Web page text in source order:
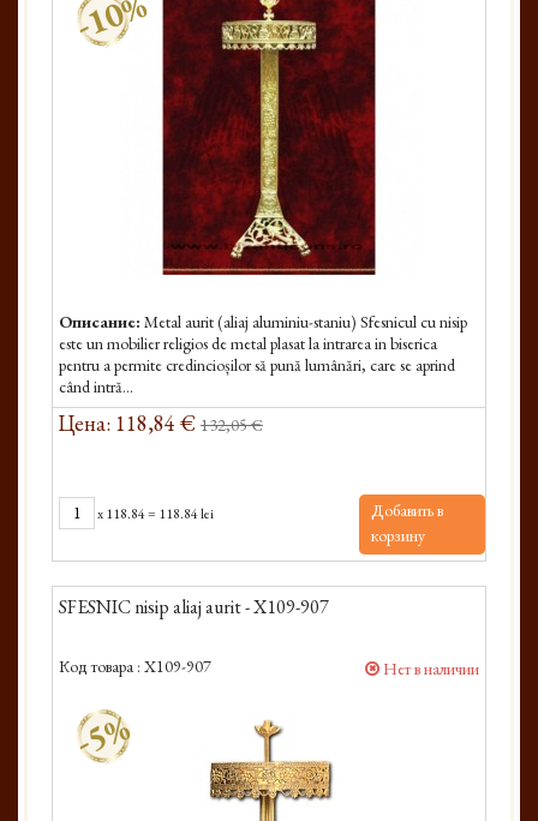
-10%
Описание: Metal aurit (aliaj aluminiu-staniu) Sfesnicul cu nisip
este un mobilier religios de metal plasat la intrarea in biserica
pentru a permite credincioșilor să pună lumânări, care se aprind
când intră...
Цена: 118,84 € 132,05 €
x118.84= 118.84 lei
Добавить в
корзину
SFESNIC nisip aliaj aurit - X109-907
Код товара : X109-907 Нет в наличии
-5%